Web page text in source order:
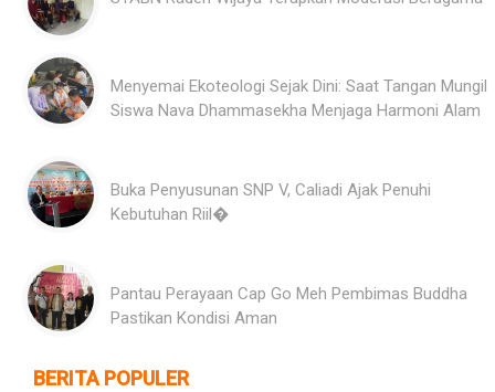
Menyemai Ekoteologi Sejak Dini: Saat Tangan Mungil
Siswa Nava Dhammasekha Menjaga Harmoni Alam
Buka Penyusunan SNP V, Caliadi Ajak Penuhi
Kebutuhan Riil�
Pantau Perayaan Cap Go Meh Pembimas Buddha
Pastikan Kondisi Aman
BERITA POPULER